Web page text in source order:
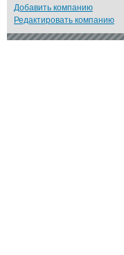
Добавить компанию
Редактировать компанию